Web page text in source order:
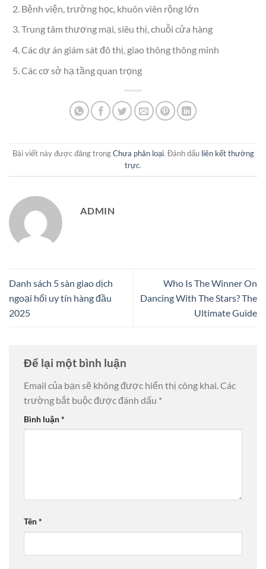
Bệnh viện, trường học, khuôn viên rộng lớn
Trung tâm thương mại, siêu thị, chuỗi cửa hàng
Các dự án giám sát đô thị, giao thông thông minh
Các cơ sở hạ tầng quan trọng
Bài viết này được đăng trongChưa phân loại. Đánh dấu liên kết thường
trực.
ADMIN
Danh sách 5 sàn giao dịch
ngoại hối uy tín hàng đầu
2025
Who Is The Winner On
Dancing With The Stars? The
Ultimate Guide
Để lại một bình luận
Email của bạn sẽ không được hiển thị công khai. Các
trường bắt buộc được đánh dấu *
Bình luận*
Tên*